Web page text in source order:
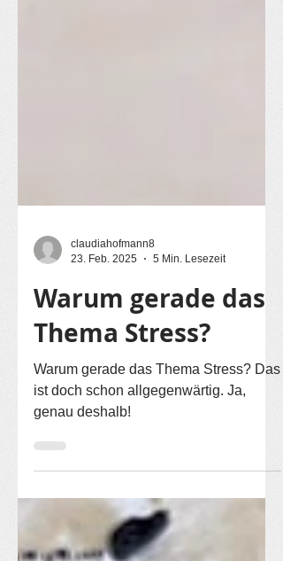
Warum gerade das
Thema Stress?
Warum gerade das Thema Stress? Das
ist doch schon allgegenwärtig. Ja,
genau deshalb!